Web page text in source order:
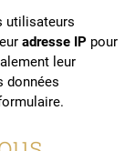
utilisateurs
adresse IP pour
leur
données